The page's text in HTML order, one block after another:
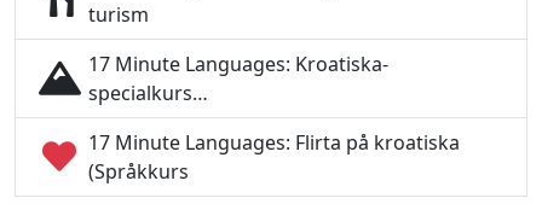
turism
17 Minute Languages: Kroatiska-
specialkurs…
17 Minute Languages: Flirta på kroatiska
(Språkkurs